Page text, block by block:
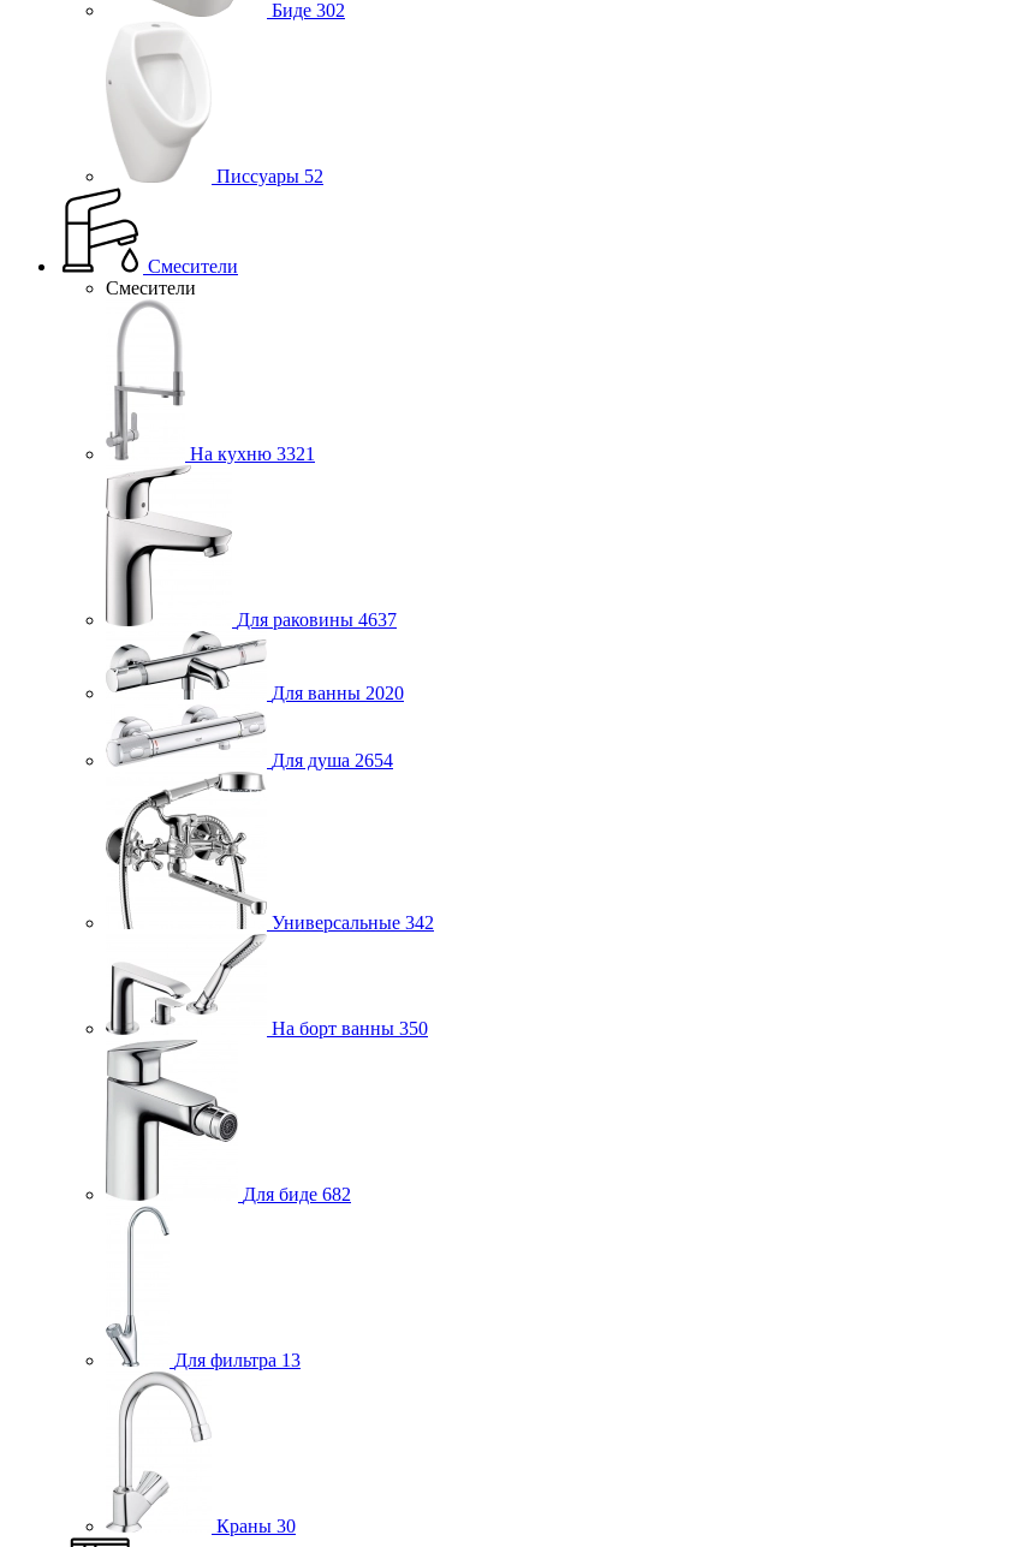
Биде 302
Писсуары 52
Смесители
Смесители
На кухню 3321
Для раковины 4637
Для ванны 2020
Для душа 2654
Универсальные 342
На борт ванны 350
Для биде 682
Для фильтра 13
Краны 30